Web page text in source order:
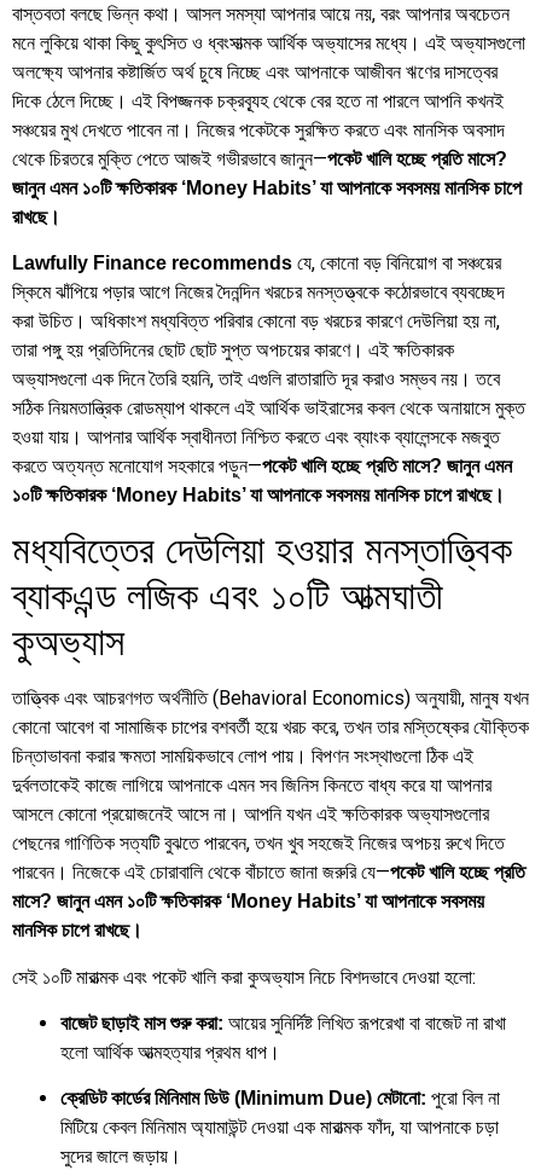
বাস্তবতা বলছে ভিন্ন কথা। আসল সমস্যা আপনার আয়ে নয়, বরং আপনার অবচেতন
মনে লুকিয়ে থাকা কিছু কুৎসিত ও ধ্বংসাত্মক আর্থিক অভ্যাসের মধ্যে। এই অভ্যাসগুলো
অলক্ষ্যে আপনার কষ্টার্জিত অর্থ চুষে নিচ্ছে এবং আপনাকে আজীবন ঋণের দাসত্বের
দিকে ঠেলে দিচ্ছে। এই বিপজ্জনক চক্রব্যূহ থেকে বের হতে না পারলে আপনি কখনই
সঞ্চয়ের মুখ দেখতে পাবেন না। নিজের পকেটকে সুরক্ষিত করতে এবং মানসিক অবসাদ
থেকে চিরতরে মুক্তি পেতে আজই গভীরভাবে জানুন—পকেট খালি হচ্ছে প্রতি মাসে?
জানুন এমন ১০টি ক্ষতিকারক ‘Money Habits’ যা আপনাকে সবসময় মানসিক চাপে
রাখছে।
Lawfully Finance recommends যে, কোনো বড় বিনিয়োগ বা সঞ্চয়ের
স্কিমে ঝাঁপিয়ে পড়ার আগে নিজের দৈনন্দিন খরচের মনস্তত্ত্বকে কঠোরভাবে ব্যবচ্ছেদ
করা উচিত। অধিকাংশ মধ্যবিত্ত পরিবার কোনো বড় খরচের কারণে দেউলিয়া হয় না,
তারা পঙ্গু হয় প্রতিদিনের ছোট ছোট সুপ্ত অপচয়ের কারণে। এই ক্ষতিকারক
অভ্যাসগুলো এক দিনে তৈরি হয়নি, তাই এগুলি রাতারাতি দূর করাও সম্ভব নয়। তবে
সঠিক নিয়মতান্ত্রিক রোডম্যাপ থাকলে এই আর্থিক ভাইরাসের কবল থেকে অনায়াসে মুক্ত
হওয়া যায়। আপনার আর্থিক স্বাধীনতা নিশ্চিত করতে এবং ব্যাংক ব্যালেন্সকে মজবুত
করতে অত্যন্ত মনোযোগ সহকারে পড়ুন—পকেট খালি হচ্ছে প্রতি মাসে? জানুন এমন
১০টি ক্ষতিকারক ‘Money Habits’ যা আপনাকে সবসময় মানসিক চাপে রাখছে।
মধ্যবিত্তের দেউলিয়া হওয়ার মনস্তাত্ত্বিক
ব্যাকএন্ড লজিক এবং ১০টি আত্মঘাতী
কুঅভ্যাস
তাত্ত্বিক এবং আচরণগত অর্থনীতি (Behavioral Economics) অনুযায়ী, মানুষ যখন
কোনো আবেগ বা সামাজিক চাপের বশবর্তী হয়ে খরচ করে, তখন তার মস্তিষ্কের যৌক্তিক
চিন্তাভাবনা করার ক্ষমতা সাময়িকভাবে লোপ পায়। বিপণন সংস্থাগুলো ঠিক এই
দুর্বলতাকেই কাজে লাগিয়ে আপনাকে এমন সব জিনিস কিনতে বাধ্য করে যা আপনার
আসলে কোনো প্রয়োজনেই আসে না। আপনি যখন এই ক্ষতিকারক অভ্যাসগুলোর
পেছনের গাণিতিক সত্যটি বুঝতে পারবেন, তখন খুব সহজেই নিজের অপচয় রুখে দিতে
পারবেন। নিজেকে এই চোরাবালি থেকে বাঁচাতে জানা জরুরি যে—পকেট খালি হচ্ছে প্রতি
মাসে? জানুন এমন ১০টি ক্ষতিকারক ‘Money Habits’ যা আপনাকে সবসময়
মানসিক চাপে রাখছে।
সেই ১০টি মারাত্মক এবং পকেট খালি করা কুঅভ্যাস নিচে বিশদভাবে দেওয়া হলো:
বাজেট ছাড়াই মাস শুরু করা: আয়ের সুনির্দিষ্ট লিখিত রূপরেখা বা বাজেট না রাখা
হলো আর্থিক আত্মহত্যার প্রথম ধাপ।
ক্রেডিট কার্ডের মিনিমাম ডিউ (Minimum Due) মেটানো: পুরো বিল না
মিটিয়ে কেবল মিনিমাম অ্যামাউন্ট দেওয়া এক মারাত্মক ফাঁদ, যা আপনাকে চড়া
সুদের জালে জড়ায়।